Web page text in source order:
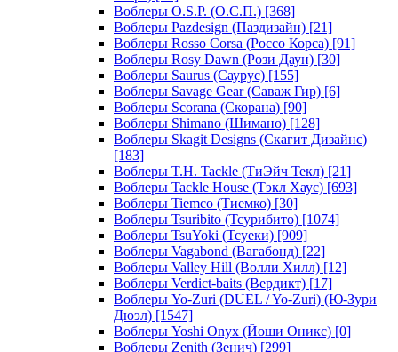
Воблеры O.S.P. (О.С.П.) [368]
Воблеры Pazdesign (Паздизайн) [21]
Воблеры Rosso Corsa (Россо Корса) [91]
Воблеры Rosy Dawn (Рози Даун) [30]
Воблеры Saurus (Саурус) [155]
Воблеры Savage Gear (Саваж Гир) [6]
Воблеры Scorana (Скорана) [90]
Воблеры Shimano (Шимано) [128]
Воблеры Skagit Designs (Скагит Дизайнс)
[183]
Воблеры T.H. Tackle (ТиЭйч Текл) [21]
Воблеры Tackle House (Тэкл Хаус) [693]
Воблеры Tiemco (Тиемко) [30]
Воблеры Tsuribito (Тсурибито) [1074]
Воблеры TsuYoki (Тсуеки) [909]
Воблеры Vagabond (Вагабонд) [22]
Воблеры Valley Hill (Волли Хилл) [12]
Воблеры Verdict-baits (Вердикт) [17]
Воблеры Yo-Zuri (DUEL / Yo-Zuri) (Ю-Зури
Дюэл) [1547]
Воблеры Yoshi Onyx (Йоши Оникс) [0]
Воблеры Zenith (Зенич) [299]